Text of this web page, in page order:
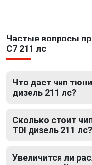
Частые вопросы
C7 211 лс
Что дает чип
дизель 211 лс?
Сколько стоит
TDI дизель 211 лс?
Увеличится ли